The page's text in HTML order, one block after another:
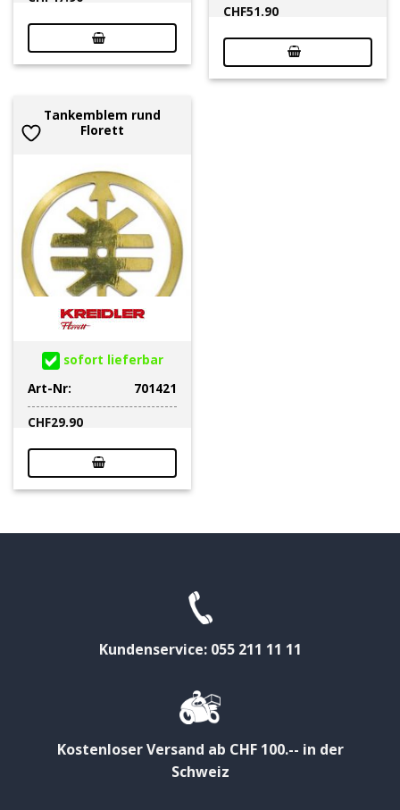
CHF51.90
Tankemblem rund
Florett
sofort lieferbar
Art-Nr:
701421
CHF29.90
Kundenservice: 055 211 11 11
Kostenloser Versand ab CHF 100.-- in der
Schweiz